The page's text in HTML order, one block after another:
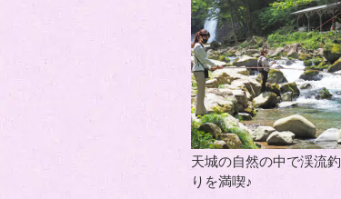
天城の自然の中で渓流釣
りを満喫♪